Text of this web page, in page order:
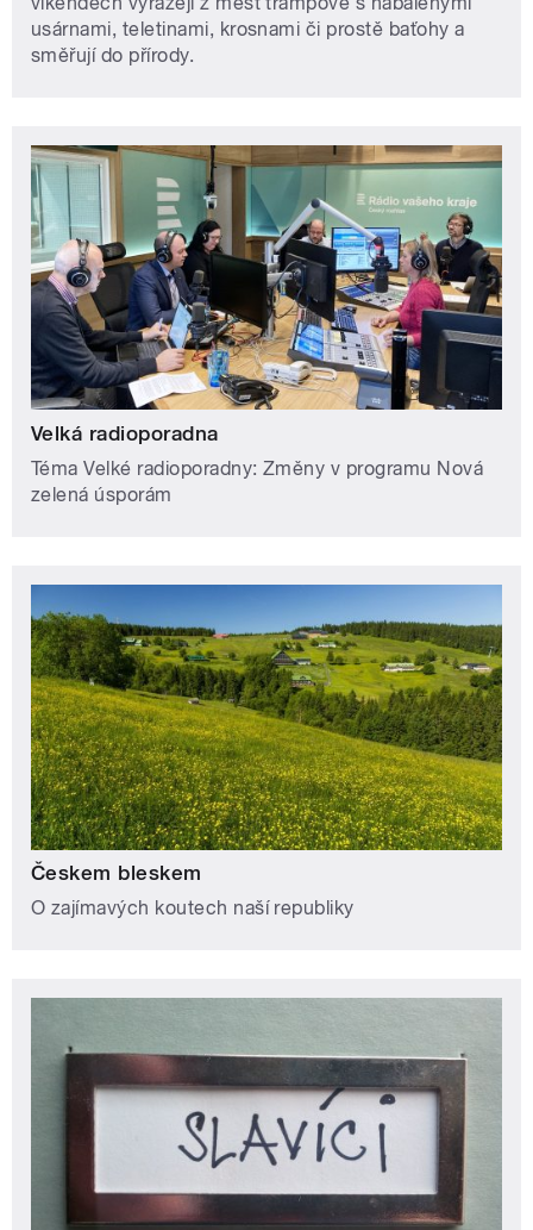
usárnami, teletinami, krosnami či prostě baťohy a
směřují do přírody.
Velká radioporadna
Téma Velké radioporadny: Změny v programu Nová
zelená úsporám
Českem bleskem
O zajímavých koutech naší republiky